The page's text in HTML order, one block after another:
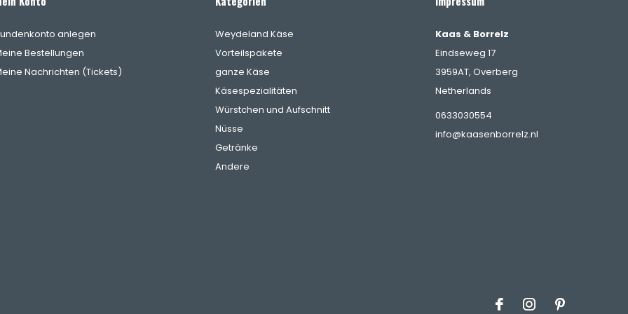
anlegen
Bestellungen
Nachrichten (Tickets)
Weydeland Käse
Vorteilspakete
ganze Käse
Käsespezialitäten
Würstchen und Aufschnitt
Nüsse
Getränke
Andere
Kaas & Borrelz
Eindseweg 17
3959AT, Overberg
Netherlands
0633030554
info@kaasenborrelz.nl